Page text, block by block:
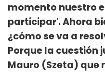
momento nuestro
participar'. Ahora
¿cómo se va a
Porque la cuestión
Mauro (Szeta) que